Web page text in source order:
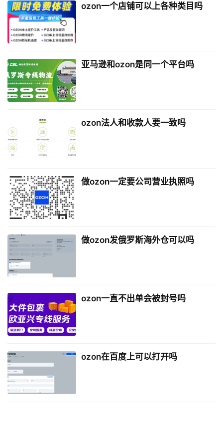
ozon一个店铺可以上各种类目吗
亚马逊和ozon是同一个平台吗
ozon法人和收款人要一致吗
做ozon一定要公司营业执照吗
做ozon发俄罗斯海外仓可以吗
ozon一直不出单会被封号吗
ozon在百度上可以打开吗